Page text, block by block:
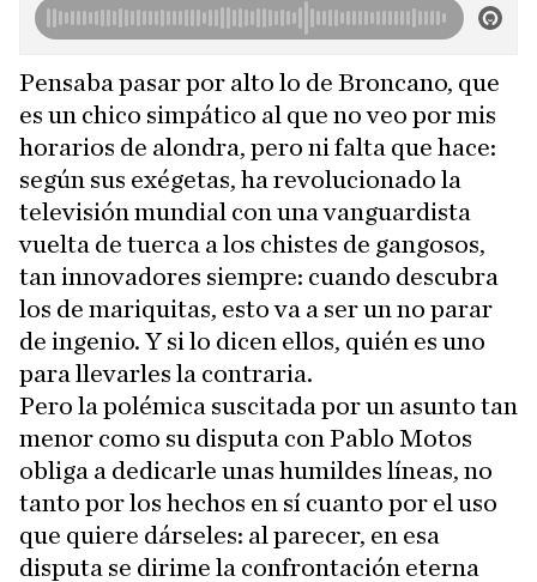
Pensaba pasar por alto lo de Broncano, que
es un chico simpático al que no veo por mis
horarios de alondra, pero ni falta que hace:
según sus exégetas, ha revolucionado la
televisión mundial con una vanguardista
vuelta de tuerca a los chistes de gangosos,
tan innovadores siempre: cuando descubra
los de mariquitas, esto va a ser un no parar
de ingenio. Y si lo dicen ellos, quién es uno
para llevarles la contraria.
Pero la polémica suscitada por un asunto tan
menor como su disputa con Pablo Motos
obliga a dedicarle unas humildes líneas, no
tanto por los hechos en sí cuanto por el uso
que quiere dárseles: al parecer, en esa
disputa se dirime la confrontación eterna